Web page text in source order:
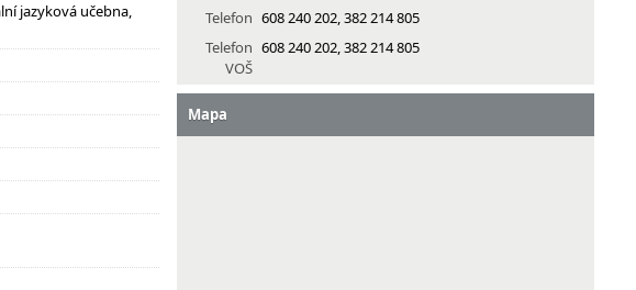
jazyková učebna,
Telefon 608 240 202, 382 214 805
Telefon
VOŠ
608 240 202, 382 214 805
Mapa